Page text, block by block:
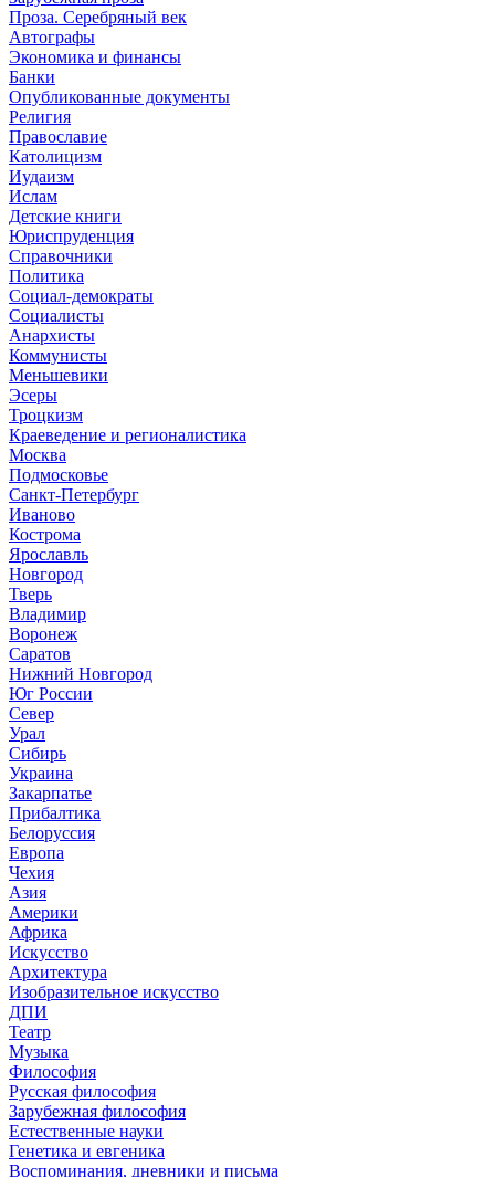
Проза. Серебряный век
Автографы
Экономика и финансы
Банки
Опубликованные документы
Религия
Православие
Католицизм
Иудаизм
Ислам
Детские книги
Юриспруденция
Справочники
Политика
Социал-демократы
Социалисты
Анархисты
Коммунисты
Меньшевики
Эсеры
Троцкизм
Краеведение и регионалистика
Москва
Подмосковье
Санкт-Петербург
Иваново
Кострома
Ярославль
Новгород
Тверь
Владимир
Воронеж
Саратов
Нижний Новгород
Юг России
Север
Урал
Сибирь
Украина
Закарпатье
Прибалтика
Белоруссия
Европа
Чехия
Азия
Америки
Африка
Искусство
Архитектура
Изобразительное искусство
ДПИ
Театр
Музыка
Философия
Русская философия
Зарубежная философия
Естественные науки
Генетика и евгеника
Воспоминания, дневники и письма